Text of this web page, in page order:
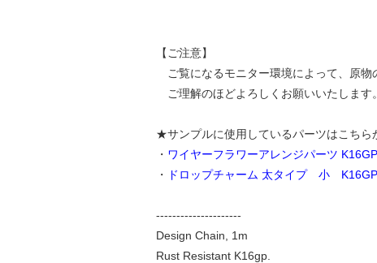
【ご注意】
ご覧になるモニター環境によって、原物
ご理解のほどよろしくお願いいたします。
★サンプルに使用しているパーツはこちら
・ ワイヤーフラワーアレンジパーツ K16GP
・
ドロップチャーム 太タイプ 小 K16GP
---------------------
Design Chain, 1m
Rust Resistant K16gp.